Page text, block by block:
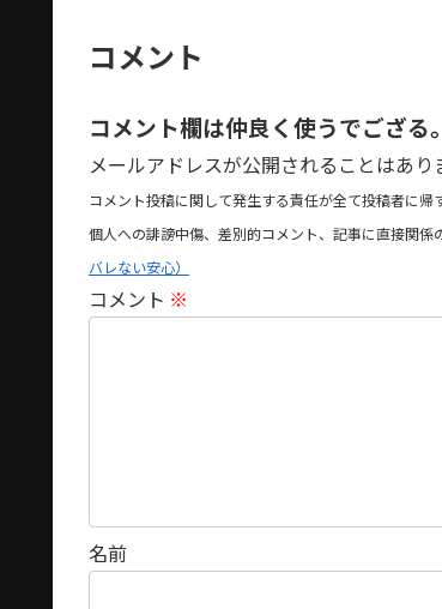
コメント
コメント欄は仲良く使うでござる
メールアドレスが公開されることはあり
コメント投稿に関して発生する責任が全て投稿者に
個人への誹謗中傷、差別的コメント、記事に直接関係
バレない安心）
コメント ※
名前